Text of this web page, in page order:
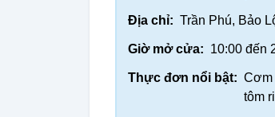
Địa chỉ: Trần Phú, Bảo
Giờ mở cửa: 10:00 đến
Thực đơn nổi bật: Cơm
tôm